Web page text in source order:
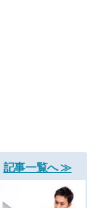
記事一覧へ ≫